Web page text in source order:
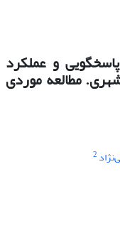
و عملکرد
مطالعه موردی
2